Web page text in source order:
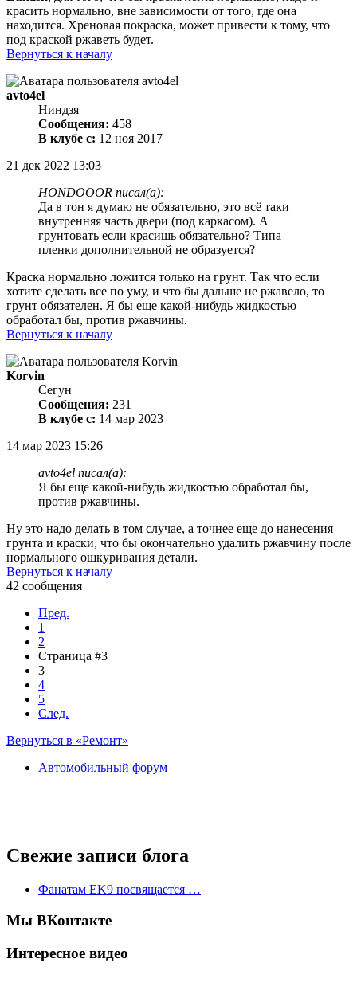
красить нормально, вне зависимости от того, где она
находится. Хреновая покраска, может привести к тому, что
под краской ржаветь будет.
Вернуться к началу
avto4el
Ниндзя
Сообщения: 458
В клубе с: 12 ноя 2017
21 дек 2022 13:03
HONDOOOR писал(а):
Да в тон я думаю не обязательно, это всё таки
внутренняя часть двери (под каркасом). А
грунтовать если красишь обязательно? Типа
пленки дополнительной не образуется?
Краска нормально ложится только на грунт. Так что если
хотите сделать все по уму, и что бы дальше не ржавело, то
грунт обязателен. Я бы еще какой-нибудь жидкостью
обработал бы, против ржавчины.
Вернуться к началу
Korvin
Сегун
Сообщения: 231
В клубе с: 14 мар 2023
14 мар 2023 15:26
avto4el писал(а):
Я бы еще какой-нибудь жидкостью обработал бы,
против ржавчины.
Ну это надо делать в том случае, а точнее еще до нанесения
грунта и краски, что бы окончательно удалить ржавчину после
нормального ошкуривания детали.
Вернуться к началу
42 сообщения
Пред.
1
2
Страница #3
3
4
5
След.
Вернуться в «Ремонт»
Автомобильный форум
Свежие записи блога
Фанатам EK9 посвящается …
Мы ВКонтакте
Интересное видео